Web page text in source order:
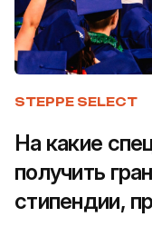
STEPPE SELECT
На какие
получить
стипендии,